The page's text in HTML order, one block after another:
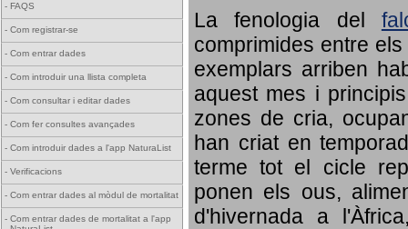
- FAQS
- Com registrar-se
- Com entrar dades
- Com introduir una llista completa
- Com consultar i editar dades
- Com fer consultes avançades
- Com introduir dades a l'app NaturaList
- Verificacions
- Com entrar dades al mòdul de mortalitat
- Com entrar dades de mortalitat a l'app
La fenologia del
comprimides entre
exemplars arriben
aquest mes i
zones de cria,
han criat en
terme tot el cicle
ponen els ous,
d'hivernada a